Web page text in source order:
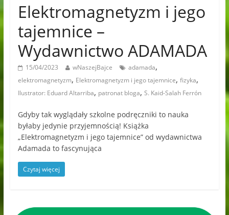
Elektromagnetyzm i jego
tajemnice –
Wydawnictwo ADAMADA
15/04/2023 wNaszejBajce adamada,
elektromagnetyzm, Elektromagnetyzm i jego tajemnice, fizyka,
Ilustrator: Eduard Altarriba, patronat bloga, S. Kaid-Salah Ferrón
Gdyby tak wyglądały szkolne podręczniki to nauka
byłaby jedynie przyjemnością! Książka
„Elektromagnetyzm i jego tajemnice” od wydawnictwa
Adamada to fascynująca
Czytaj więcej